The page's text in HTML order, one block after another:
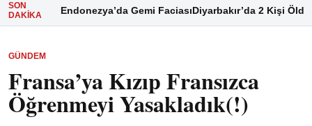
SON
DAKIKA
Endonezya’da Gemi FaciasıDiyarbakır’da 2 Kişi Öldü
GÜNDEM
Fransa’ya Kızıp Fransızca
Öğrenmeyi Yasakladık(!)